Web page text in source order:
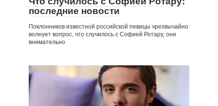
последние новости
Поклонников известной российской певицы чрезвычайно
волнует вопрос, что случилось с Софией Ротару, они
внимательно